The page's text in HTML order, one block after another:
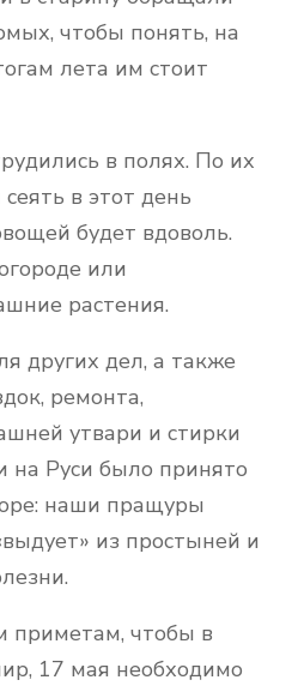
чтобы понять, на
лета им стоит
в полях. По их
в этот день
будет вдоволь.
или
растения.
других дел, а также
ремонта,
утвари и стирки
на Руси было принято
наши пращуры
из простыней и
приметам, чтобы в
17 мая необходимо